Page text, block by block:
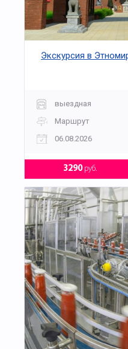
Экскурсия в
выездная
Маршрут
06.08.2026
3290руб.